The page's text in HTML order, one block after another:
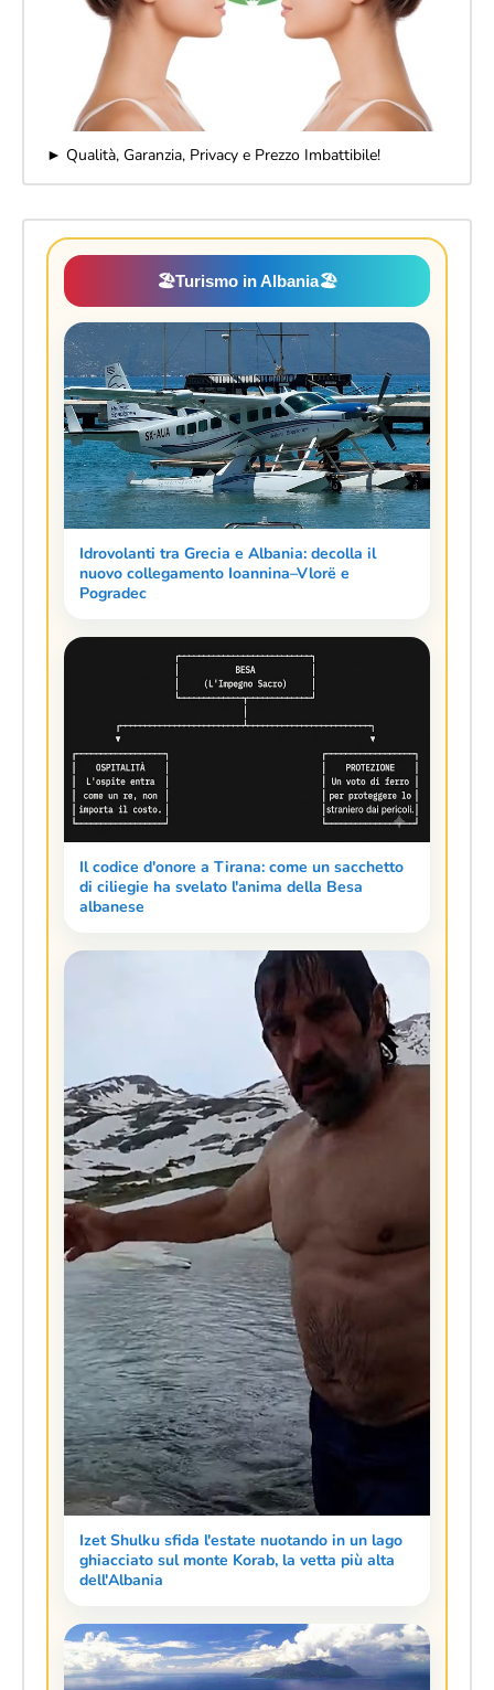
► Qualità, Garanzia, Privacy e Prezzo Imbattibile!
🏖️Turismo in Albania🏖️
Idrovolanti tra Grecia e Albania: decolla il
nuovo collegamento Ioannina–Vlorë e
Pogradec
Il codice d'onore a Tirana: come un sacchetto
di ciliegie ha svelato l'anima della Besa
albanese
Izet Shulku sfida l'estate nuotando in un lago
ghiacciato sul monte Korab, la vetta più alta
dell'Albania